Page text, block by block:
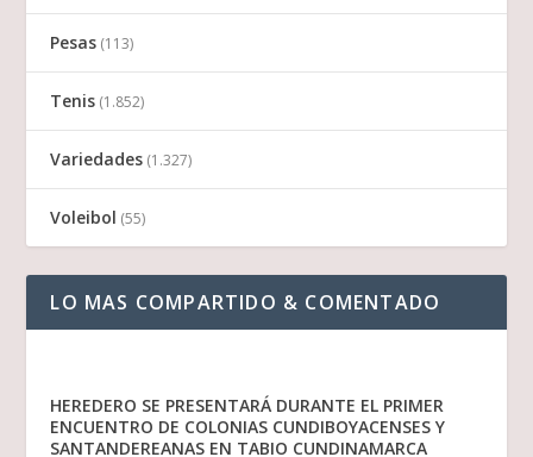
Pesas (113)
Tenis (1.852)
Variedades (1.327)
Voleibol (55)
LO MAS COMPARTIDO & COMENTADO
HEREDERO SE PRESENTARÁ DURANTE EL PRIMER
ENCUENTRO DE COLONIAS CUNDIBOYACENSES Y
SANTANDEREANAS EN TABIO CUNDINAMARCA